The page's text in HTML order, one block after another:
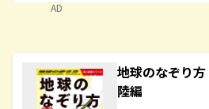
AD
地球のなぞり
陸編